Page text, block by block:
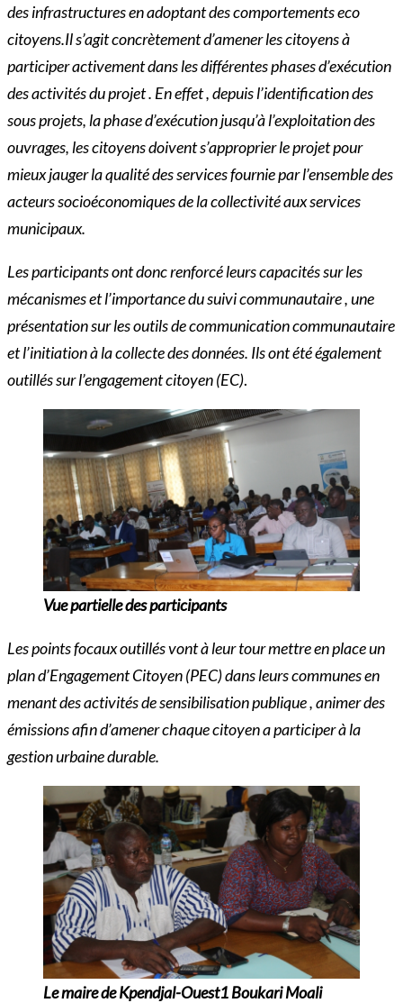
des infrastructures en adoptant des comportements eco
citoyens.Il s’agit concrètement d’amener les citoyens à
participer activement dans les différentes phases d’exécution
des activités du projet . En effet , depuis l’identification des
sous projets, la phase d’exécution jusqu’à l’exploitation des
ouvrages, les citoyens doivent s’approprier le projet pour
mieux jauger la qualité des services fournie par l’ensemble des
acteurs socioéconomiques de la collectivité aux services
municipaux.
Les participants ont donc renforcé leurs capacités sur les
mécanismes et l’importance du suivi communautaire , une
présentation sur les outils de communication communautaire
et l’initiation à la collecte des données. Ils ont été également
outillés sur l’engagement citoyen (EC).
Vue partielle des participants
Les points focaux outillés vont à leur tour mettre en place un
plan d’Engagement Citoyen (PEC) dans leurs communes en
menant des activités de sensibilisation publique , animer des
émissions afin d’amener chaque citoyen a participer à la
gestion urbaine durable.
Le maire de Kpendjal-Ouest1 Boukari Moali